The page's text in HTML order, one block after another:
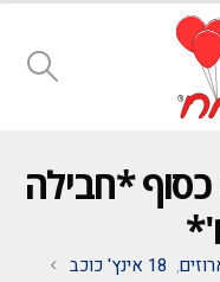
כסוף *חבילה
, 18 אינץ' כוכב